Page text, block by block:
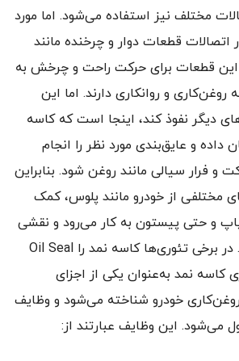
مختلف نیز استفاده می‌شود. اما مورد
اتصالات قطعات دوار و چرخنده مانند
قطعات برای حرکت راحت و چرخش به
روغن‌کاری و روانکاری دارند. اما این
دیگر نفوذ کند، اینجا است که کاسه
داده و عایق‌بندی مورد نظر را انجام
و فرار سیالی مانند روغن شود. بنابراین
مختلفی از خودرو مانند پلوس، کمک
و حتی پیستون به کار می‌رود و نقشی
حیاتی را بازی می‌کند. در برخی تئوری‌ها کاسه نمد را Oil Seal
کاسه نمد به‌عنوان یکی از اجزای
خودرو شناخته می‌شود و وظایف
می‌شود. این وظایف عبارتند از: